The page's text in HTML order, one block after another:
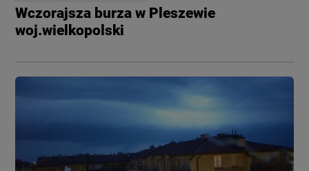
Wczorajsza burza w Pleszewie
woj.wielkopolski